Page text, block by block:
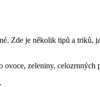
Zde je několik tipů a triků,
zeleniny, celozrnných